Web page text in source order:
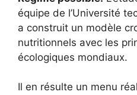
équipe de l’Université
a construit un modèle
nutritionnels avec les
écologiques mondiaux.
Il en résulte un menu